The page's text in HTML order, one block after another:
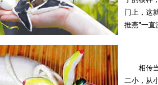
门上，这
推燕”一
相传
二小，从